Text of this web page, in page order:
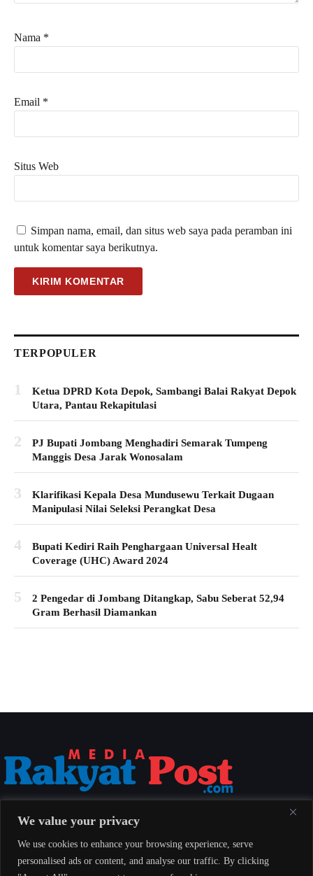
We value your privacy
We use cookies to enhance your browsing experience, serve
personalised ads or content, and analyse our traffic. By clicking
Nama *
Email *
Situs Web
Simpan nama, email, dan situs web saya pada peramban ini
untuk komentar saya berikutnya.
TERPOPULER
1
Ketua DPRD Kota Depok, Sambangi Balai Rakyat Depok
Utara, Pantau Rekapitulasi
2
PJ Bupati Jombang Menghadiri Semarak Tumpeng
Manggis Desa Jarak Wonosalam
3
Klarifikasi Kepala Desa Mundusewu Terkait Dugaan
Manipulasi Nilai Seleksi Perangkat Desa
4
Bupati Kediri Raih Penghargaan Universal Healt
Coverage (UHC) Award 2024
5
2 Pengedar di Jombang Ditangkap, Sabu Seberat 52,94
Gram Berhasil Diamankan
berimbang untuk seluruh masyarakat Indonesia.